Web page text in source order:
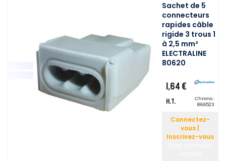
Sachet de 5
connecteurs
rapides câble
rigide 3 trous 1
à 2,5 mm²
ELECTRALINE
80620
1,64 €
H.T.
Chrono :
866523
Connectez-
vous |
Inscrivez-vous